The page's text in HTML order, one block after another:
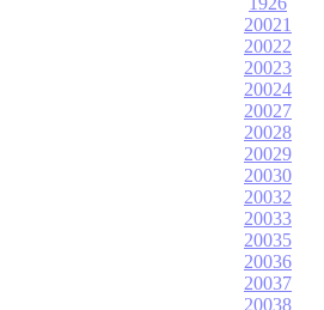
20021
20022
20023
20024
20027
20028
20029
20030
20032
20033
20035
20036
20037
20038